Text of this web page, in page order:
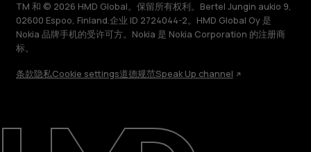
TM 和 © 2026 HMD Global。保留所有权利。Bertel Jungin aukio 9,
02600 Espoo, Finland.企业 ID 2724044-2。HMD Global Oy 是
Nokia 品牌手机的受许可方。Nokia 是 Nokia Corporation 的注册商
标。
条款隐私Cookie settings道德规范Speak Up channel